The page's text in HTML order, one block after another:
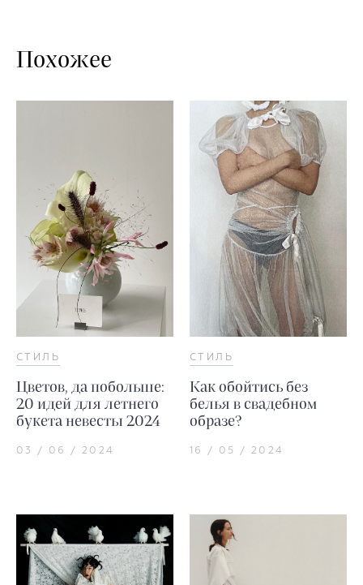
Похожее
СТИЛЬ
Цветов, да побольше:
20 идей для летнего
букета невесты 2024
03 / 06 / 2024
СТИЛЬ
Как обойтись без
белья в свадебном
образе?
16 / 05 / 2024